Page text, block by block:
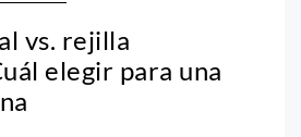
vs. rejilla
elegir para una